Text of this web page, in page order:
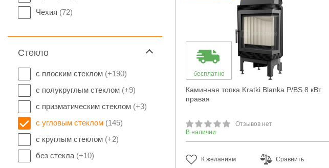
Чехия (72)
Стекло
с плоским стеклом (+190)
с полукруглым стеклом (+9)
с призматическим стеклом (+3)
с угловым стеклом (145)
с круглым стеклом (+2)
без стекла (+10)
бесплатно
Каминная топка Kratki Blanka P/BS 8 кВт
правая
Отзывов нет
В наличии
К желаниям Сравнить